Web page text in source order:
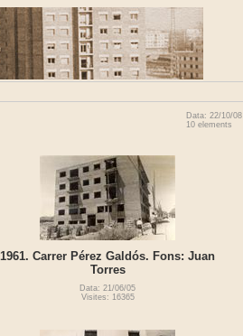
Data: 22/10/08
10 elements
1961. Carrer Pérez Galdós. Fons: Juan
Torres
Data: 21/06/05
Visites: 16365